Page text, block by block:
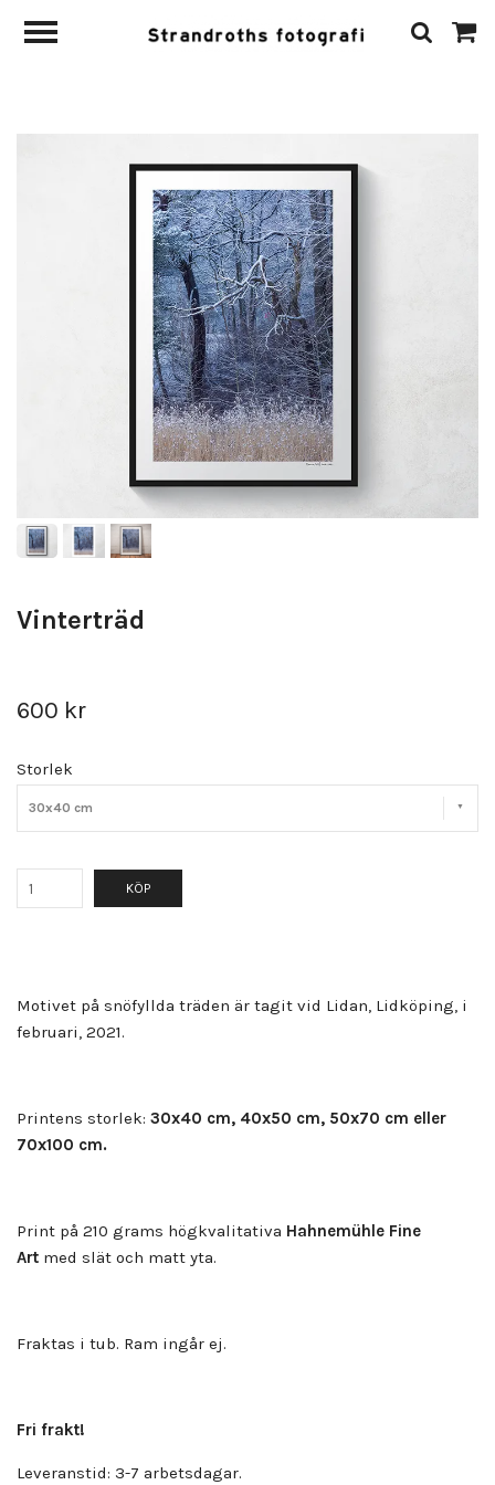
Vinterträd
600 kr
Storlek
30x40 cm
KÖP
Motivet på snöfyllda träden är tagit vid Lidan, Lidköping, i
februari, 2021.
Printens storlek: 30x40 cm, 40x50 cm, 50x70 cm eller
70x100 cm.
Print på 210 grams högkvalitativa Hahnemühle Fine
Art med slät och matt yta.
Fraktas i tub. Ram ingår ej.
Fri frakt!
Leveranstid: 3-7 arbetsdagar.